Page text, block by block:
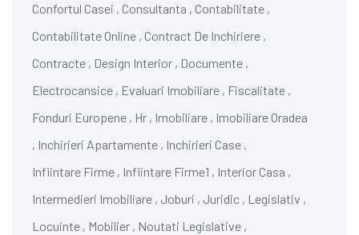
Confortul Casei , Consultanta , Contabilitate ,
Contabilitate Online , Contract De Inchiriere ,
Contracte , Design Interior , Documente ,
Electrocansice , Evaluari Imobiliare , Fiscalitate ,
Fonduri Europene , Hr , Imobiliare , Imobiliare Oradea
, Inchirieri Apartamente , Inchirieri Case ,
Infiintare Firme , Infiintare Firme1 , Interior Casa ,
Intermedieri Imobiliare , Joburi , Juridic , Legislativ ,
Locuinte , Mobilier , Noutati Legislative ,